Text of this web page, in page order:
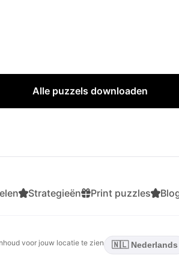
Alle puzzels downloaden
Strategieën Print puzzles
voor jouw locatie te zien 🇳🇱 Nederlands